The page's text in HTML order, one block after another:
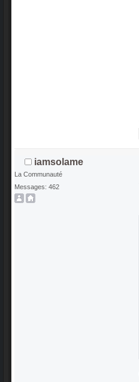
iamsolame
La Communauté
Messages: 462